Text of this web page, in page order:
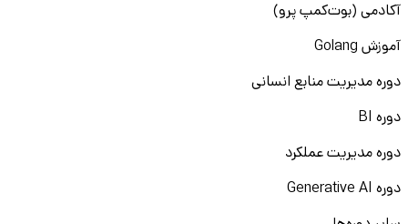
آکادمی (بوت‌کمپ پرو)
آموزش Golang
دوره مدیریت منابع انسانی
دوره BI
دوره مدیریت عملکرد
دوره Generative AI